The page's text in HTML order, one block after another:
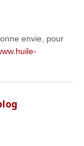
envie, pour